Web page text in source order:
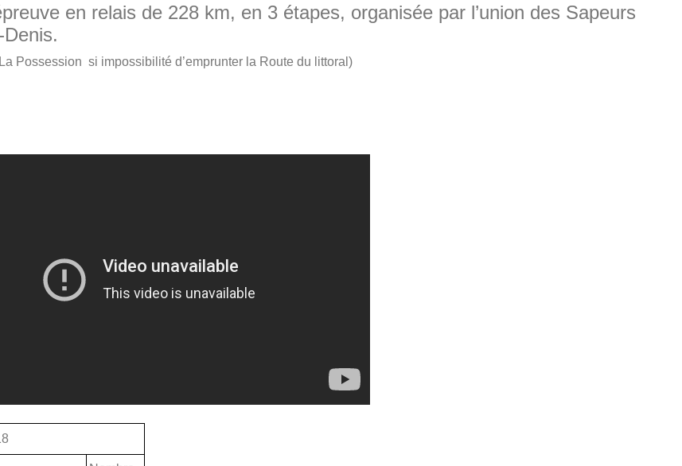
en relais de 228 km, en 3 étapes, organisée par l’union des Sapeurs
Possession si impossibilité d’emprunter la Route du littoral)